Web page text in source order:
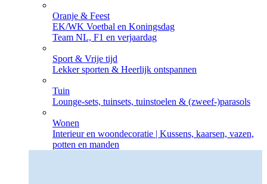
Oranje & Feest
EK/WK Voetbal en Koningsdag
Team NL, F1 en verjaardag
Sport & Vrije tijd
Lekker sporten & Heerlijk ontspannen
Tuin
Lounge-sets, tuinsets, tuinstoelen & (zweef-)parasols
Wonen
Interieur en woondecoratie | Kussens, kaarsen, vazen,
potten en manden